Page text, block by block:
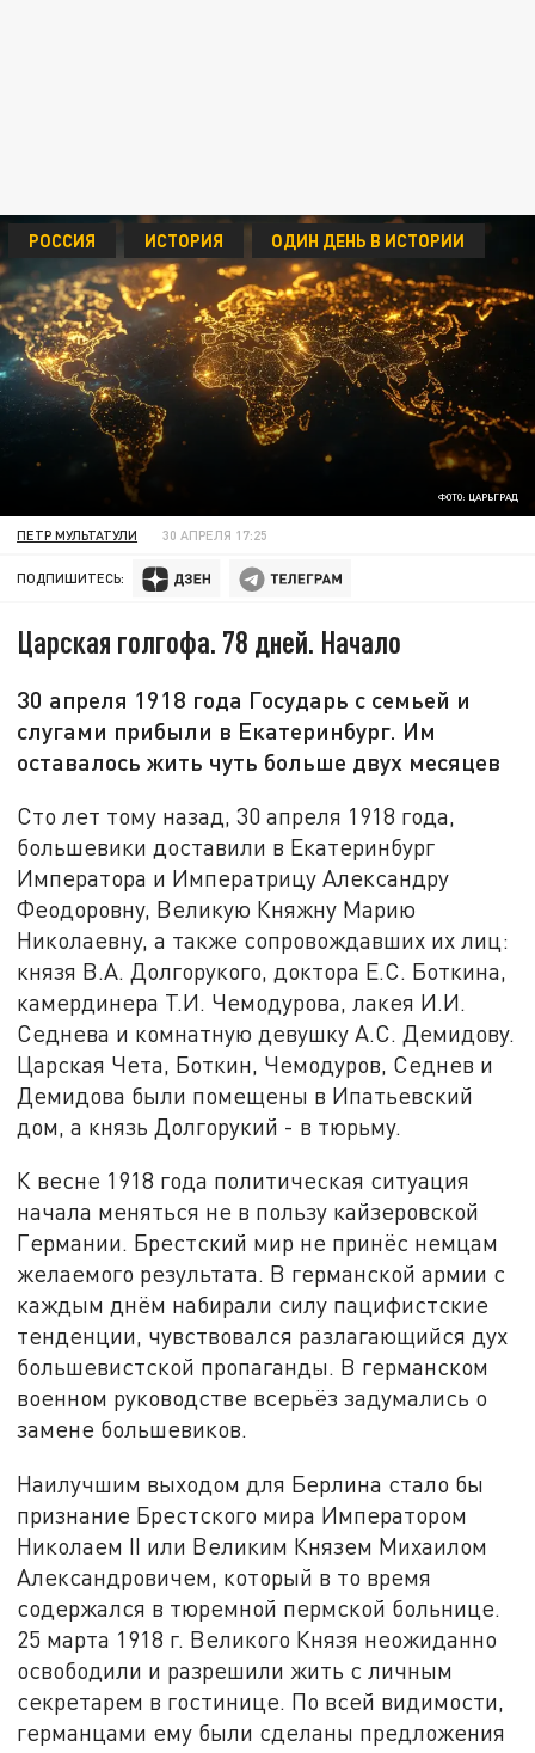
ФОТО: ЦАРЬГРАД
РОССИЯ ИСТОРИЯ ОДИН ДЕНЬ В ИСТОРИИ
ПЕТР МУЛЬТАТУЛИ 30 АПРЕЛЯ 17:25
ПОДПИШИТЕСЬ:
Царская голгофа. 78 дней. Начало
30 апреля 1918 года Государь с семьей и
слугами прибыли в Екатеринбург. Им
оставалось жить чуть больше двух месяцев
Сто лет тому назад, 30 апреля 1918 года,
большевики доставили в Екатеринбург
Императора и Императрицу Александру
Феодоровну, Великую Княжну Марию
Николаевну, а также сопровождавших их лиц:
князя В.А. Долгорукого, доктора Е.С. Боткина,
камердинера Т.И. Чемодурова, лакея И.И.
Седнева и комнатную девушку А.С. Демидову.
Царская Чета, Боткин, Чемодуров, Седнев и
Демидова были помещены в Ипатьевский
дом, а князь Долгорукий - в тюрьму.
К весне 1918 года политическая ситуация
начала меняться не в пользу кайзеровской
Германии. Брестский мир не принёс немцам
желаемого результата. В германской армии с
каждым днём набирали силу пацифистские
тенденции, чувствовался разлагающийся дух
большевистской пропаганды. В германском
военном руководстве всерьёз задумались о
замене большевиков.
Наилучшим выходом для Берлина стало бы
признание Брестского мира Императором
Николаем II или Великим Князем Михаилом
Александровичем, который в то время
содержался в тюремной пермской больнице.
25 марта 1918 г. Великого Князя неожиданно
освободили и разрешили жить с личным
секретарем в гостинице. По всей видимости,
германцами ему были сделаны предложения